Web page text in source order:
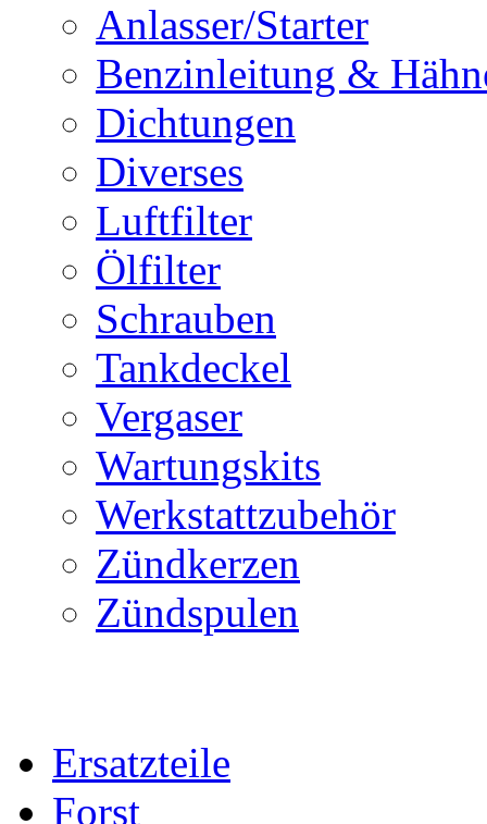
Anlasser/Starter
Benzinleitung &
Dichtungen
Diverses
Luftfilter
Ölfilter
Schrauben
Tankdeckel
Vergaser
Wartungskits
Werkstattzubehör
Zündkerzen
Zündspulen
Ersatzteile
Forst